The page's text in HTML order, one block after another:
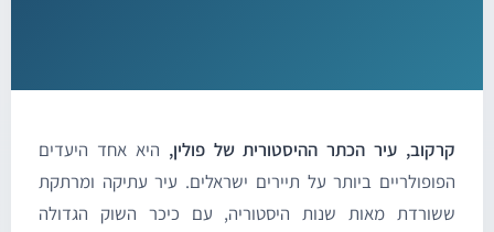
עיר הכתר ההיסטורית של פולין, היא אחד היעדים
ביותר על תיירים ישראלים. עיר עתיקה ומרתקת
מאות שנות היסטוריה, עם כיכר השוק הגדולה